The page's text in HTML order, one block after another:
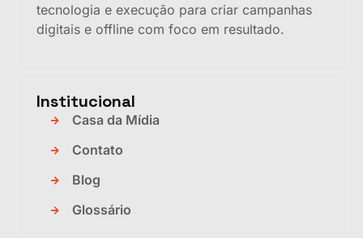
tecnologia e execução para criar campanhas
digitais e offline com foco em resultado.
Institucional
Casa da Mídia
Contato
Blog
Glossário